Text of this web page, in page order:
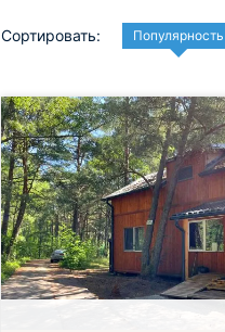
Сортировать: Популярность